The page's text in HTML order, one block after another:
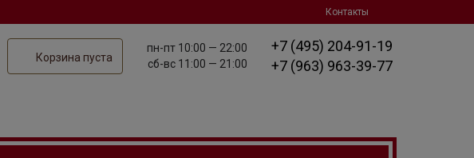
Контакты
Корзина пуста
пн-пт 10:00 — 22:00
сб-вс 11:00 — 21:00
+7 (495) 204-91-19
+7 (963) 963-39-77